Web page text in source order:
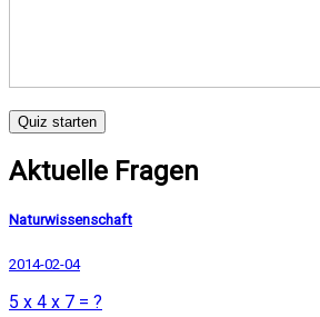
Quiz starten
Aktuelle Fragen
Naturwissenschaft
2014-02-04
5 x 4 x 7 = ?